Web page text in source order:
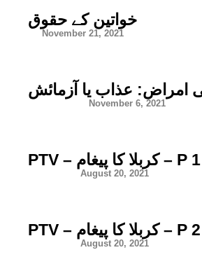
خواتین کے حقوق
November 21, 2021
امراض: عذاب یا آزمائش
November 6, 2021
PTV – کربلا کا پیغام – P 1
August 20, 2021
PTV – کربلا کا پیغام – P 2
August 20, 2021